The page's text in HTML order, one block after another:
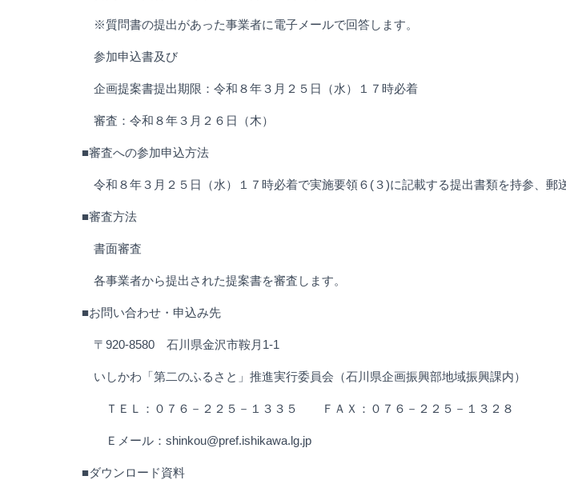
※質問書の提出があった事業者に電子メールで回答します。
参加申込書及び
企画提案書提出期限：令和８年３月２５日（水）１７時必着
審査：令和８年３月２６日（木）
■審査への参加申込方法
令和８年３月２５日（水）１７時必着で実施要領６(３)に記載する提出書類を持参、郵
■審査方法
書面審査
各事業者から提出された提案書を審査します。
■お問い合わせ・申込み先
〒920-8580 石川県金沢市鞍月1-1
いしかわ「第二のふるさと」推進実行委員会（石川県企画振興部地域振興課内）
ＴＥＬ：０７６－２２５－１３３５ ＦＡＸ：０７６－２２５－１３２８
Ｅメール：shinkou@pref.ishikawa.lg.jp
■ダウンロード資料